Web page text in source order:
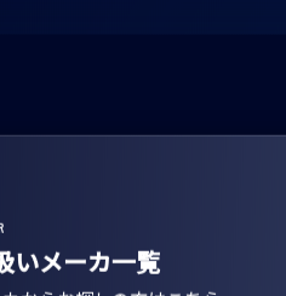
いメーカ一覧